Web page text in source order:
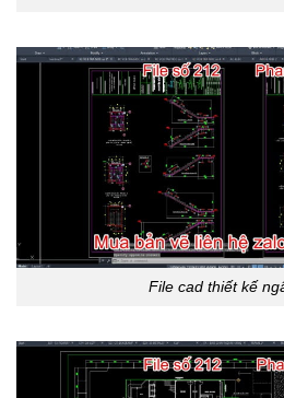
File cad thiết kế